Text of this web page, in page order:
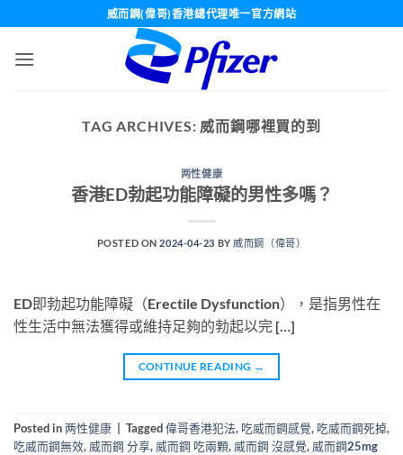
content
威而鋼(偉哥)香港總代理唯一官方網站
TAG ARCHIVES: 威而鋼哪裡買的到
两性健康
香港ED勃起功能障礙的男性多嗎？
POSTED ON2024-04-23 BY 威而鋼（偉哥）
ED即勃起功能障礙（Erectile Dysfunction），是指男性在
性生活中無法獲得或維持足夠的勃起以完 […]
CONTINUE READING →
Posted in两性健康 Tagged偉哥香港犯法, 吃威而鋼感覺, 吃威而鋼死掉,
吃威而鋼無效, 威而鋼 分享, 威而鋼 吃兩顆, 威而鋼 沒感覺, 威而鋼25mg